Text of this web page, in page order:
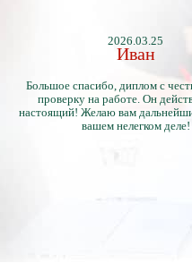
2026.03.25
Иван
Большое спасибо, диплом с
проверку на работе. Он
настоящий! Желаю вам
вашем нелегком деле!